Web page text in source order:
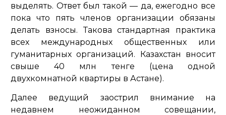
выделять. Ответ был такой — да, ежегодно все
пока что пять членов организации обязаны
делать взносы. Такова стандартная практика
всех международных общественных или
гуманитарных организаций. Казахстан вносит
свыше 40 млн тенге (цена одной
двухкомнатной квартиры в Астане).
Далее ведущий заострил внимание на
недавнем неожиданном совещании,